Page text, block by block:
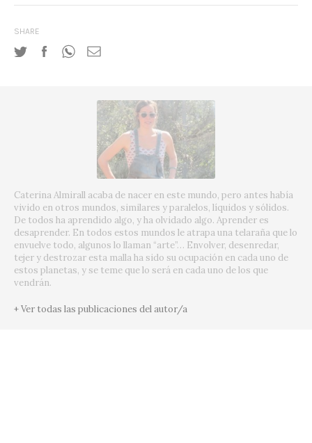
SHARE
Caterina Almirall acaba de nacer en este mundo, pero antes había
vivido en otros mundos, similares y paralelos, líquidos y sólidos.
De todos ha aprendido algo, y ha olvidado algo. Aprender es
desaprender. En todos estos mundos le atrapa una telaraña que lo
envuelve todo, algunos lo llaman “arte”… Envolver, desenredar,
tejer y destrozar esta malla ha sido su ocupación en cada uno de
estos planetas, y se teme que lo será en cada uno de los que
vendrán.
+ Ver todas las publicaciones del autor/a